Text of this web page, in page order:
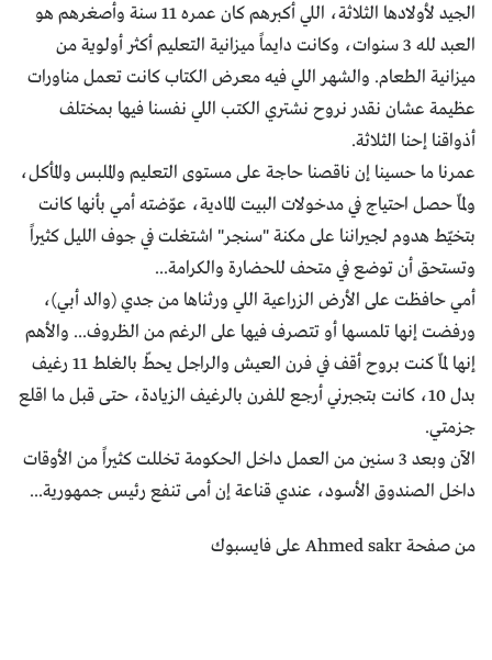
الجيد لأولادها الثلاثة، اللي أكبرهم كان عمره 11 سنة وأصغرهم هو
العبد لله 3 سنوات، وكانت دايماً ميزانية التعليم أكثر أولوية من
ميزانية الطعام. والشهر اللي فيه معرض الكتاب كانت تعمل مناورات
عظيمة عشان نقدر نروح نشتري الكتب اللي نفسنا فيها بمختلف
أذواقنا إحنا الثلاثة.
عمرنا ما حسينا إن ناقصنا حاجة على مستوى التعليم والملبس والمأكل،
ولمّا حصل احتياج في مدخولات البيت المادية، عوّضته أمي بأنها كانت
بتخيّط هدوم لجيراننا على مكنة "سنجر" اشتغلت في جوف الليل كثيراً
وتستحق أن توضع في متحف للحضارة والكرامة...
أمي حافظت على الأرض الزراعية اللي ورثناها من جدي (والد أبي)،
ورفضت إنها تلمسها أو تتصرف فيها على الرغم من الظروف... والأهم
إنها لمّا كنت بروح أقف في فرن العيش والراجل يحطّ بالغلط 11 رغيف
بدل 10، كانت بتجبرني أرجع للفرن بالرغيف الزيادة، حتى قبل ما اقلع
جزمتي.
الآن وبعد 3 سنين من العمل داخل الحكومة تخللت كثيراً من الأوقات
داخل الصندوق الأسود، عندي قناعة إن أمى تنفع رئيس جمهورية...
من صفحة Ahmed sakr على فايسبوك